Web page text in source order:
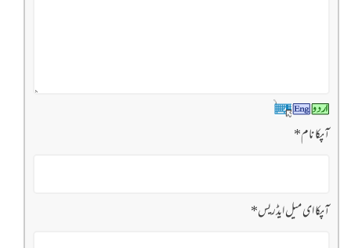
آپکا نام*
آپکا ای میل ایڈریس*